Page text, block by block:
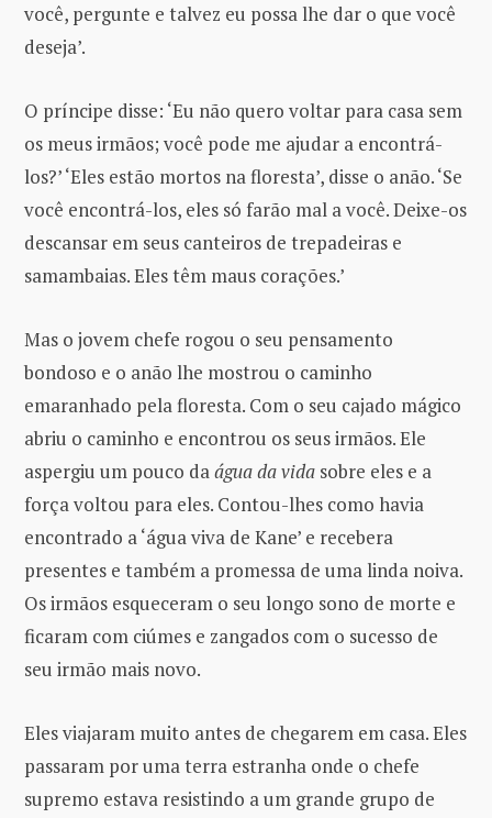
você, pergunte e talvez eu possa lhe dar o que você
deseja’.
O príncipe disse: ‘Eu não quero voltar para casa sem
os meus irmãos; você pode me ajudar a encontrá-
los?’ ‘Eles estão mortos na floresta’, disse o anão. ‘Se
você encontrá-los, eles só farão mal a você. Deixe-os
descansar em seus canteiros de trepadeiras e
samambaias. Eles têm maus corações.’
Mas o jovem chefe rogou o seu pensamento
bondoso e o anão lhe mostrou o caminho
emaranhado pela floresta. Com o seu cajado mágico
abriu o caminho e encontrou os seus irmãos. Ele
aspergiu um pouco daágua da vida sobre eles e a
força voltou para eles. Contou-lhes como havia
encontrado a ‘água viva de Kane’ e recebera
presentes e também a promessa de uma linda noiva.
Os irmãos esqueceram o seu longo sono de morte e
ficaram com ciúmes e zangados com o sucesso de
seu irmão mais novo.
Eles viajaram muito antes de chegarem em casa. Eles
passaram por uma terra estranha onde o chefe
supremo estava resistindo a um grande grupo de